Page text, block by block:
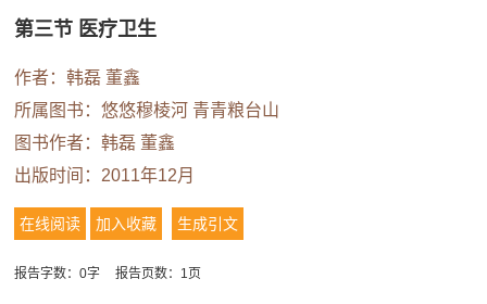
第三节 医疗卫生
作者：韩磊 董鑫
所属图书：悠悠穆棱河 青青粮台山
图书作者：韩磊 董鑫
出版时间：2011年12月
在线阅读 加入收藏 生成引文
报告字数：0字 报告页数：1页